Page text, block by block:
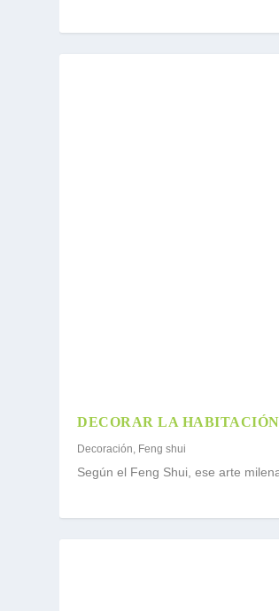
DECORAR LA
Decoración Feng shui
Según el Feng Shui, ese arte